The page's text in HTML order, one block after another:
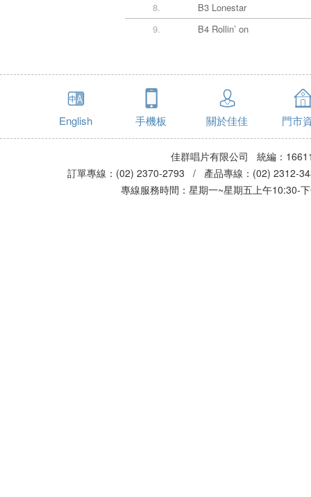
8.
B3 Lonestar
9.
B4 Rollin’ on
English 手機板 關於佳佳 門市
佳群唱片有限公司 統編：
訂單專線：(02) 2370-2793 / 產品專線：(02)
專線服務時間：星期一~星期五上午10:30-